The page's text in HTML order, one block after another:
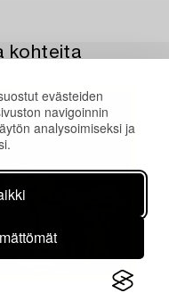
evästeiden
navigoinnin
analysoimiseksi ja
kohteita